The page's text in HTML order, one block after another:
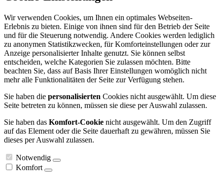
Wir verwenden Cookies, um Ihnen ein optimales Webseiten-
Erlebnis zu bieten. Einige von ihnen sind für den Betrieb der Seite
und für die Steuerung notwendig. Andere Cookies werden lediglich
zu anonymen Statistikzwecken, für Komforteinstellungen oder zur
Anzeige personalisierter Inhalte genutzt. Sie können selbst
entscheiden, welche Kategorien Sie zulassen möchten. Bitte
beachten Sie, dass auf Basis Ihrer Einstellungen womöglich nicht
mehr alle Funktionalitäten der Seite zur Verfügung stehen.
Sie haben die personalisierten Cookies nicht ausgewählt. Um diese
Seite betreten zu können, müssen sie diese per Auswahl zulassen.
Sie haben das Komfort-Cookie nicht ausgewählt. Um den Zugriff
auf das Element oder die Seite dauerhaft zu gewähren, müssen Sie
dieses per Auswahl zulassen.
Notwendig
Komfort